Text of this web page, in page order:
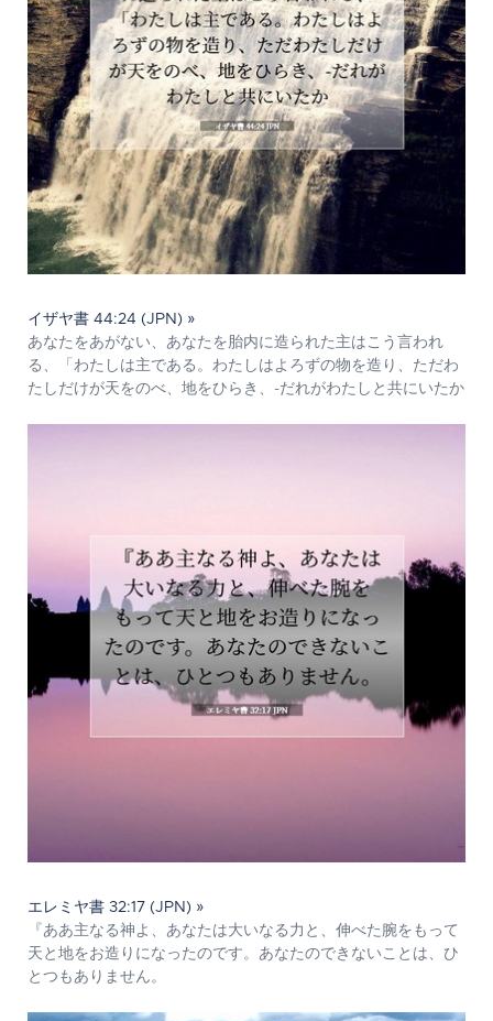
イザヤ書 44:24 (JPN) »
あなたをあがない、あなたを胎内に造られた主はこう言われ
る、「わたしは主である。わたしはよろずの物を造り、ただわ
たしだけが天をのべ、地をひらき、-だれがわたしと共にいたか
エレミヤ書 32:17 (JPN) »
『ああ主なる神よ、あなたは大いなる力と、伸べた腕をもって
天と地をお造りになったのです。あなたのできないことは、ひ
とつもありません。